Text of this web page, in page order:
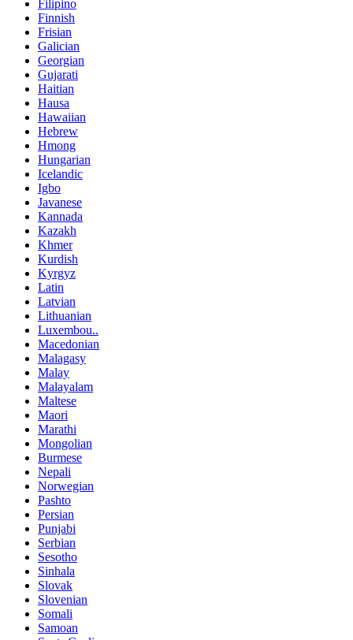
Filipino
Finnish
Frisian
Galician
Georgian
Gujarati
Haitian
Hausa
Hawaiian
Hebrew
Hmong
Hungarian
Icelandic
Igbo
Javanese
Kannada
Kazakh
Khmer
Kurdish
Kyrgyz
Latin
Latvian
Lithuanian
Luxembou..
Macedonian
Malagasy
Malay
Malayalam
Maltese
Maori
Marathi
Mongolian
Burmese
Nepali
Norwegian
Pashto
Persian
Punjabi
Serbian
Sesotho
Sinhala
Slovak
Slovenian
Somali
Samoan